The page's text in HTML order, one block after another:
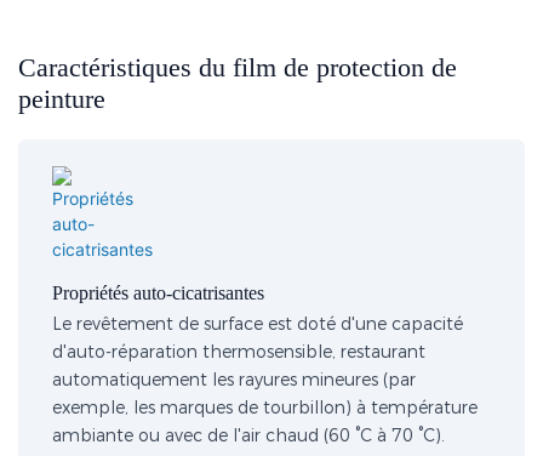
Caractéristiques du film de protection de
peinture​​
Propriétés auto-cicatrisantes
Le revêtement de surface est doté d'une capacité
d'auto-réparation thermosensible, restaurant
automatiquement les rayures mineures (par
exemple, les marques de tourbillon) à température
ambiante ou avec de l'air chaud (60 °C à 70 °C).